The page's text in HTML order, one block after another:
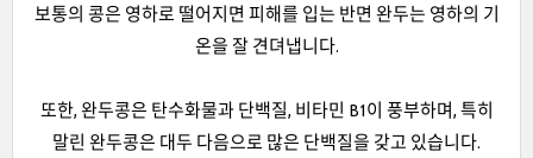
보통의 콩은 영하로 떨어지면 피해를 입는 반면 완두는 영하의 기
온을 잘 견뎌냅니다.
또한, 완두콩은 탄수화물과 단백질, 비타민 B1이 풍부하며, 특히
말린 완두콩은 대두 다음으로 많은 단백질을 갖고 있습니다.